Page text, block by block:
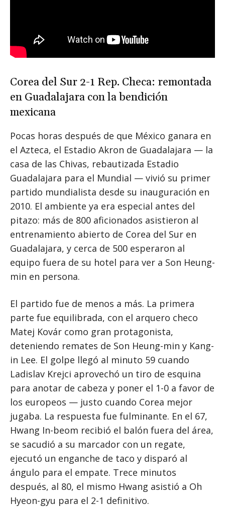
Corea del Sur 2-1 Rep. Checa: remontada
en Guadalajara con la bendición
mexicana
Pocas horas después de que México ganara en
el Azteca, el Estadio Akron de Guadalajara — la
casa de las Chivas, rebautizada Estadio
Guadalajara para el Mundial — vivió su primer
partido mundialista desde su inauguración en
2010. El ambiente ya era especial antes del
pitazo: más de 800 aficionados asistieron al
entrenamiento abierto de Corea del Sur en
Guadalajara, y cerca de 500 esperaron al
equipo fuera de su hotel para ver a Son Heung-
min en persona.
El partido fue de menos a más. La primera
parte fue equilibrada, con el arquero checo
Matej Kovár como gran protagonista,
deteniendo remates de Son Heung-min y Kang-
in Lee. El golpe llegó al minuto 59 cuando
Ladislav Krejci aprovechó un tiro de esquina
para anotar de cabeza y poner el 1-0 a favor de
los europeos — justo cuando Corea mejor
jugaba. La respuesta fue fulminante. En el 67,
Hwang In-beom recibió el balón fuera del área,
se sacudió a su marcador con un regate,
ejecutó un enganche de taco y disparó al
ángulo para el empate. Trece minutos
después, al 80, el mismo Hwang asistió a Oh
Hyeon-gyu para el 2-1 definitivo.